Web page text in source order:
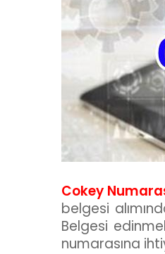
Cokey
belgesi
Belgesi
numarasına